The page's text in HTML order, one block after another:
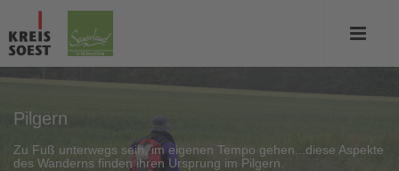
Pilgern
Zu Fuß unterwegs sein, im eigenen Tempo gehen...diese Aspekte
des Wanderns finden ihren Ursprung im Pilgern.